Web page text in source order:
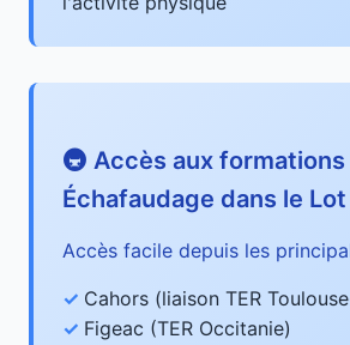
🚇 Accès aux formations
Échafaudage dans le Lot
Accès facile depuis les
Cahors (liaison TER
Figeac (TER Occitanie)